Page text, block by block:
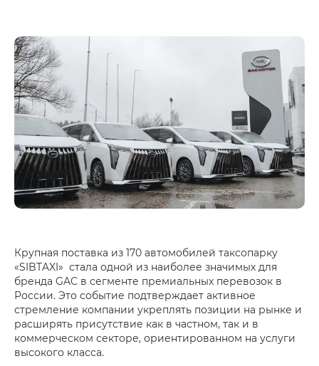
Крупная поставка из 170 автомобилей таксопарку
«SIBTAXI» стала одной из наиболее значимых для
бренда GAC в сегменте премиальных перевозок в
России. Это событие подтверждает активное
стремление компании укреплять позиции на рынке и
расширять присутствие как в частном, так и в
коммерческом секторе, ориентированном на услуги
высокого класса.